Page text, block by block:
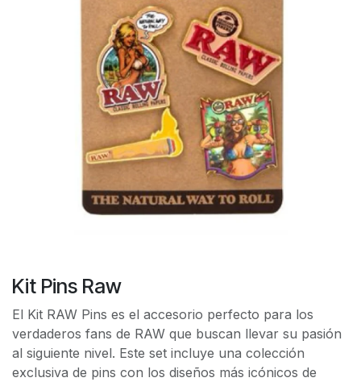
Kit Pins Raw
El Kit RAW Pins es el accesorio perfecto para los
verdaderos fans de RAW que buscan llevar su pasión
al siguiente nivel. Este set incluye una colección
exclusiva de pins con los diseños más icónicos de